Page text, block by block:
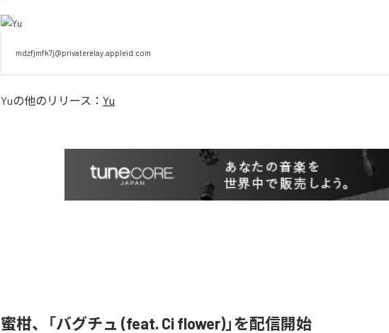
mdzfjmfk7j@privaterelay.appleid.com
Yuの他のリリース： Yu
蜜柑、「バグチュ (feat. Ci flower)」を配信開始